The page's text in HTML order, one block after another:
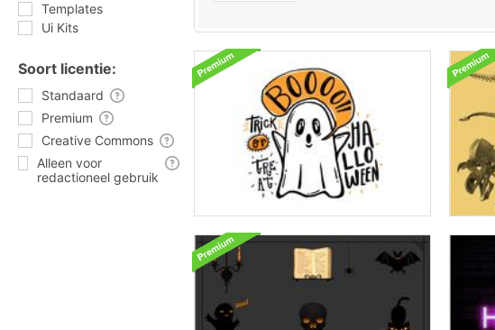
Templates
Ui Kits
Soort licentie:
Standaard
Premium
Creative Commons
Alleen voor
redactioneel gebruik